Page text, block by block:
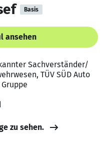
Basis
ansehen
Sachverständer/
TÜV SÜD Auto
zu sehen.